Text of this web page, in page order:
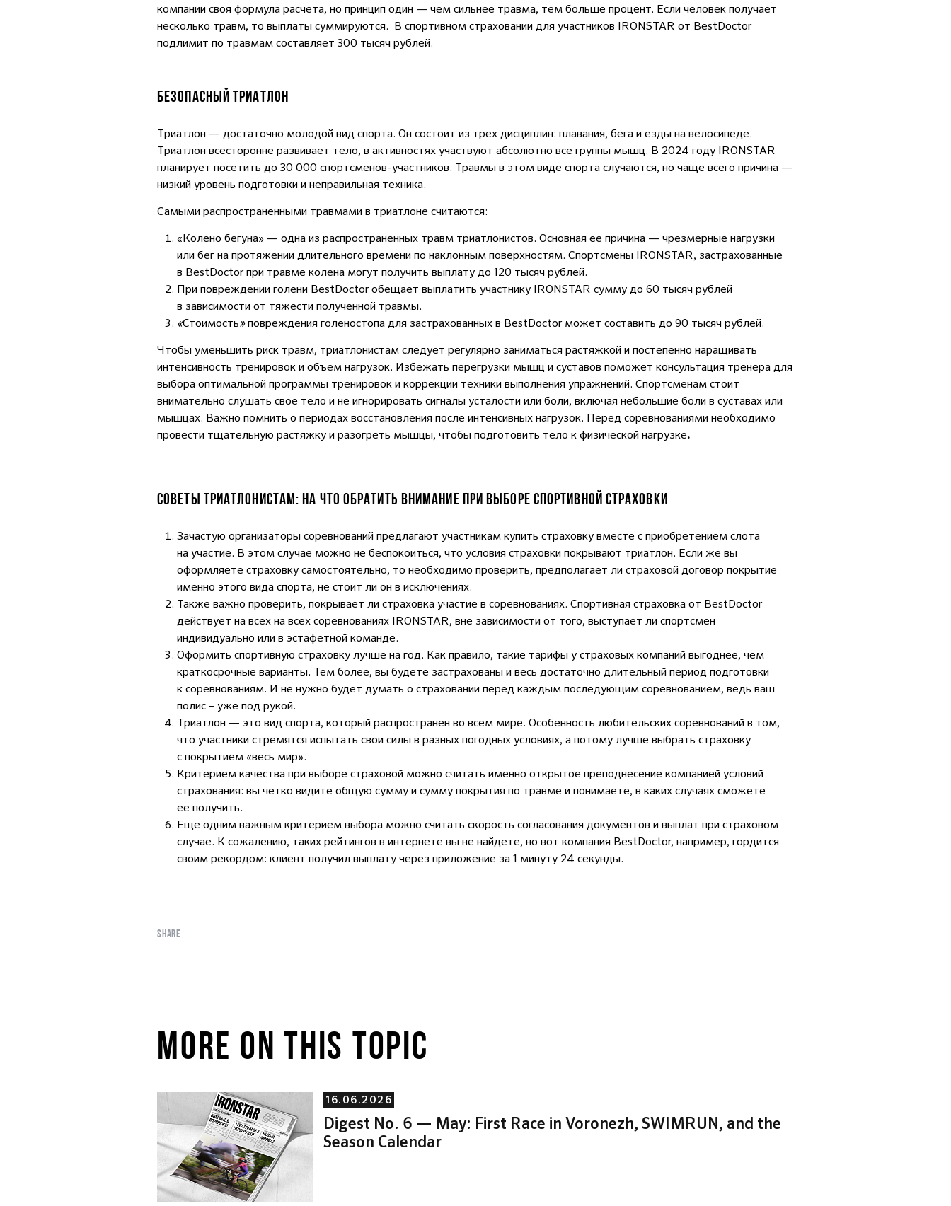
компании своя формула расчета, но принцип один — чем сильнее травма, тем больше процент. Если человек получает
несколько травм, то выплаты суммируются. В спортивном страховании для участников IRONSTAR от BestDoctor
подлимит по травмам составляет 300 тысяч рублей.
БЕЗОПАСНЫЙ ТРИАТЛОН
Триатлон — достаточно молодой вид спорта. Он состоит из трех дисциплин: плавания, бега и езды на велосипеде.
Триатлон всесторонне развивает тело, в активностях участвуют абсолютно все группы мышц. В 2024 году IRONSTAR
планирует посетить до 30 000 спортсменов-участников. Травмы в этом виде спорта случаются, но чаще всего причина —
низкий уровень подготовки и неправильная техника.
Самыми распространенными травмами в триатлоне считаются:
«Колено бегуна» — одна из распространенных травм триатлонистов. Основная ее причина — чрезмерные нагрузки
или бег на протяжении длительного времени по наклонным поверхностям. Спортсмены IRONSTAR, застрахованные
в BestDoctor при травме колена могут получить выплату до 120 тысяч рублей.
При повреждении голени BestDoctor обещает выплатить участнику IRONSTAR сумму до 60 тысяч рублей
в зависимости от тяжести полученной травмы.
«Стоимость»повреждения голеностопа для застрахованных в BestDoctor может составить до 90 тысяч рублей.
Чтобы уменьшить риск травм, триатлонистам следует регулярно заниматься растяжкой и постепенно наращивать
интенсивность тренировок и объем нагрузок. Избежать перегрузки мышц и суставов поможет консультация тренера для
выбора оптимальной программы тренировок и коррекции техники выполнения упражнений. Спортсменам стоит
внимательно слушать свое тело и не игнорировать сигналы усталости или боли, включая небольшие боли в суставах или
мышцах. Важно помнить о периодах восстановления после интенсивных нагрузок. Перед соревнованиями необходимо
провести тщательную растяжку и разогреть мышцы, чтобы подготовить тело к физической нагрузке.
СОВЕТЫ ТРИАТЛОНИСТАМ: НА ЧТО ОБРАТИТЬ ВНИМАНИЕ ПРИ ВЫБОРЕ СПОРТИВНОЙ СТРАХОВКИ
Зачастую организаторы соревнований предлагают участникам купить страховку вместе с приобретением слота
на участие. В этом случае можно не беспокоиться, что условия страховки покрывают триатлон. Если же вы
оформляете страховку самостоятельно, то необходимо проверить, предполагает ли страховой договор покрытие
именно этого вида спорта, не стоит ли он в исключениях.
Также важно проверить, покрывает ли страховка участие в соревнованиях. Спортивная страховка от BestDoctor
действует на всехна всех соревнованиях IRONSTAR, вне зависимости от того, выступает ли спортсмен
индивидуально или в эстафетной команде.
Оформить спортивную страховку лучше на год. Как правило, такие тарифы у страховых компаний выгоднее, чем
краткосрочные варианты. Тем более, вы будете застрахованы и весь достаточно длительный период подготовки
к соревнованиям. И не нужно будет думать о страховании перед каждым последующим соревнованием, ведь ваш
полис – уже под рукой.
Триатлон — это вид спорта, который распространен во всем мире. Особенность любительских соревнований в том,
что участники стремятся испытать свои силы в разных погодных условиях, а потомулучше выбрать страховку
с покрытием «весь мир».
Критерием качества при выборе страховой можно считать именно открытое преподнесение компанией условий
страхования: вы четко видите общую сумму и сумму покрытия по травме и понимаете, в каких случаях сможете
ее получить.
Еще одним важным критерием выбора можно считать скорость согласования документов и выплат при страховом
случае. К сожалению, таких рейтингов в интернете вы не найдете, но вот компания BestDoctor, например, гордится
своим рекордом: клиент получил выплату через приложение за 1 минуту 24 секунды.
SHARE
MORE ON THIS TOPIC
16.06.2026
Digest No. 6 — May: First Race in Voronezh, SWIMRUN, and the
Season Calendar